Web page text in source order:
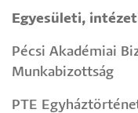
Egyesületi,
Pécsi Akadémiai
Munkabizottság
PTE